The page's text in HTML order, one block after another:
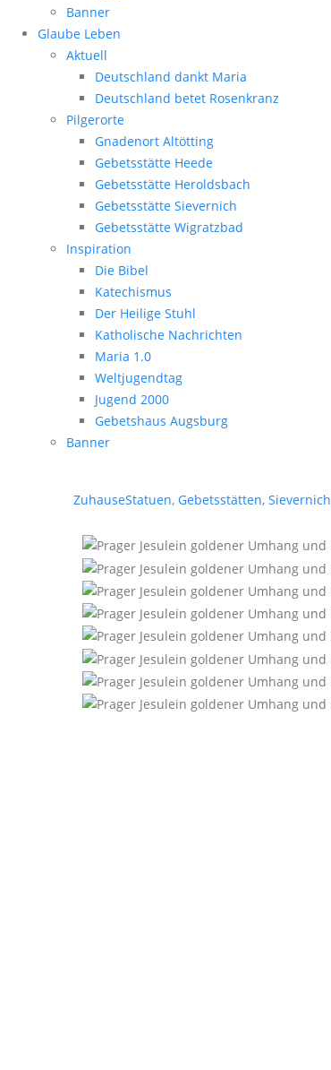
Banner
Glaube Leben
Aktuell
Deutschland dankt Maria
Deutschland betet Rosenkranz
Pilgerorte
Gnadenort Altötting
Gebetsstätte Heede
Gebetsstätte Heroldsbach
Gebetsstätte Sievernich
Gebetsstätte Wigratzbad
Inspiration
Die Bibel
Katechismus
Der Heilige Stuhl
Katholische Nachrichten
Maria 1.0
Weltjugendtag
Jugend 2000
Gebetshaus Augsburg
Banner
ZuhauseStatuen, Gebetsstätten, Sievernich